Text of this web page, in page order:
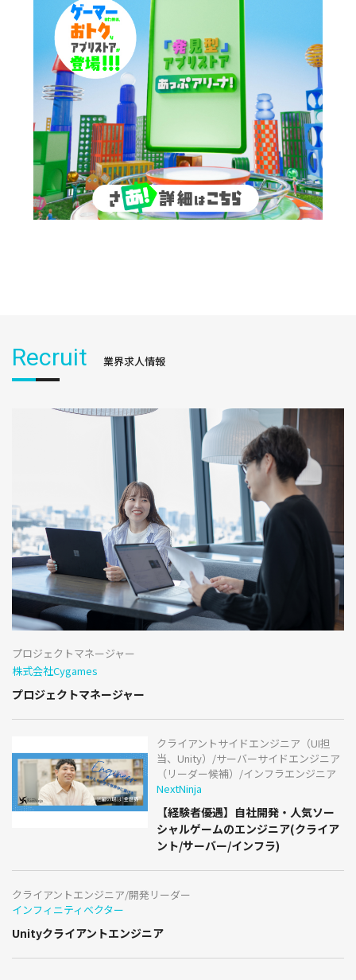
Recruit 業界求人情報
プロジェクトマネージャー
株式会社Cygames
プロジェクトマネージャー
クライアントサイドエンジニア（UI担
当、Unity）/サーバーサイドエンジニア
（リーダー候補）/インフラエンジニア
NextNinja
【経験者優遇】自社開発・人気ソー
シャルゲームのエンジニア(クライア
ント/サーバー/インフラ)
クライアントエンジニア/開発リーダー
インフィニティベクター
Unityクライアントエンジニア